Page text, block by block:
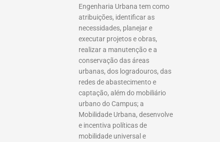
Engenharia Urbana tem como
atribuições, identificar as
necessidades, planejar e
executar projetos e obras,
realizar a manutenção e a
conservação das áreas
urbanas, dos logradouros, das
redes de abastecimento e
captação, além do mobiliário
urbano do Campus; a
Mobilidade Urbana, desenvolve
e incentiva políticas de
mobilidade universal e